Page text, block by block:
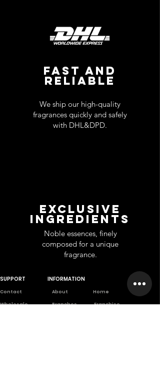
FAST AND
RELIABLE
We ship our high-quality
fragrances quickly and safely
with DHL&DPD.
EXCLUSIVE
INGREDIENTS
Noble essences, finely
composed for a unique
fragrance.
SUPPORT INFORMATION
Contact About Home
Wholesale Branches Franchise